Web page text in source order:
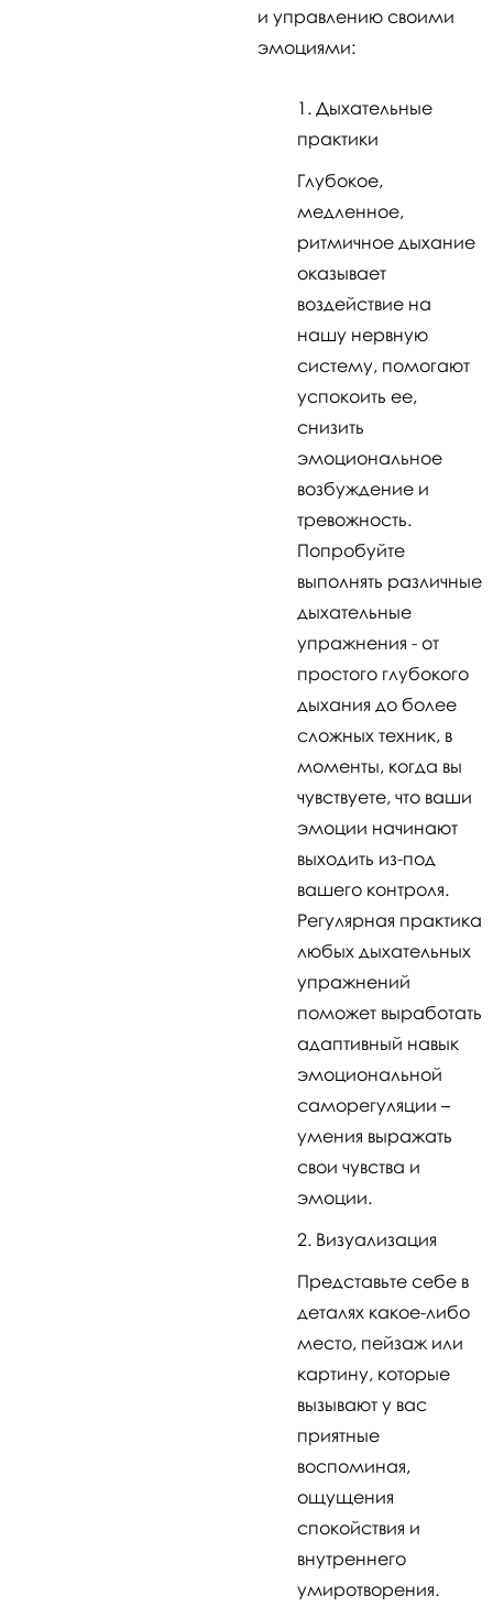
и управлению своими
эмоциями:
Дыхательные
практики
Глубокое,
медленное,
ритмичное дыхание
оказывает
воздействие на
нашу нервную
систему, помогают
успокоить ее,
снизить
эмоциональное
возбуждение и
тревожность.
Попробуйте
выполнять различные
дыхательные
упражнения - от
простого глубокого
дыхания до более
сложных техник, в
моменты, когда вы
чувствуете, что ваши
эмоции начинают
выходить из-под
вашего контроля.
Регулярная практика
любых дыхательных
упражнений
поможет выработать
адаптивный навык
эмоциональной
саморегуляции –
умения выражать
свои чувства и
эмоции.
Визуализация
Представьте себе в
деталях какое-либо
место, пейзаж или
картину, которые
вызывают у вас
приятные
воспоминая,
ощущения
спокойствия и
внутреннего
умиротворения.